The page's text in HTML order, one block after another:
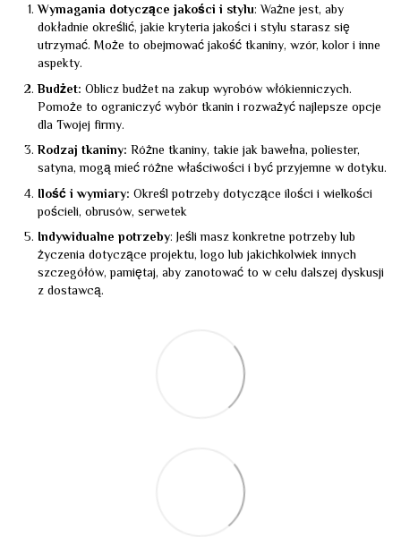
Wymagania dotyczące jakości i stylu: Ważne jest, aby
dokładnie określić, jakie kryteria jakości i stylu starasz się
utrzymać. Może to obejmować jakość tkaniny, wzór, kolor i inne
aspekty.
Budżet: Oblicz budżet na zakup wyrobów włókienniczych.
Pomoże to ograniczyć wybór tkanin i rozważyć najlepsze opcje
dla Twojej firmy.
Rodzaj tkaniny: Różne tkaniny, takie jak bawełna, poliester,
satyna, mogą mieć różne właściwości i być przyjemne w dotyku.
Ilość i wymiary: Określ potrzeby dotyczące ilości i wielkości
pościeli, obrusów, serwetek
Indywidualne potrzeby: Jeśli masz konkretne potrzeby lub
życzenia dotyczące projektu, logo lub jakichkolwiek innych
szczegółów, pamiętaj, aby zanotować to w celu dalszej dyskusji
z dostawcą.